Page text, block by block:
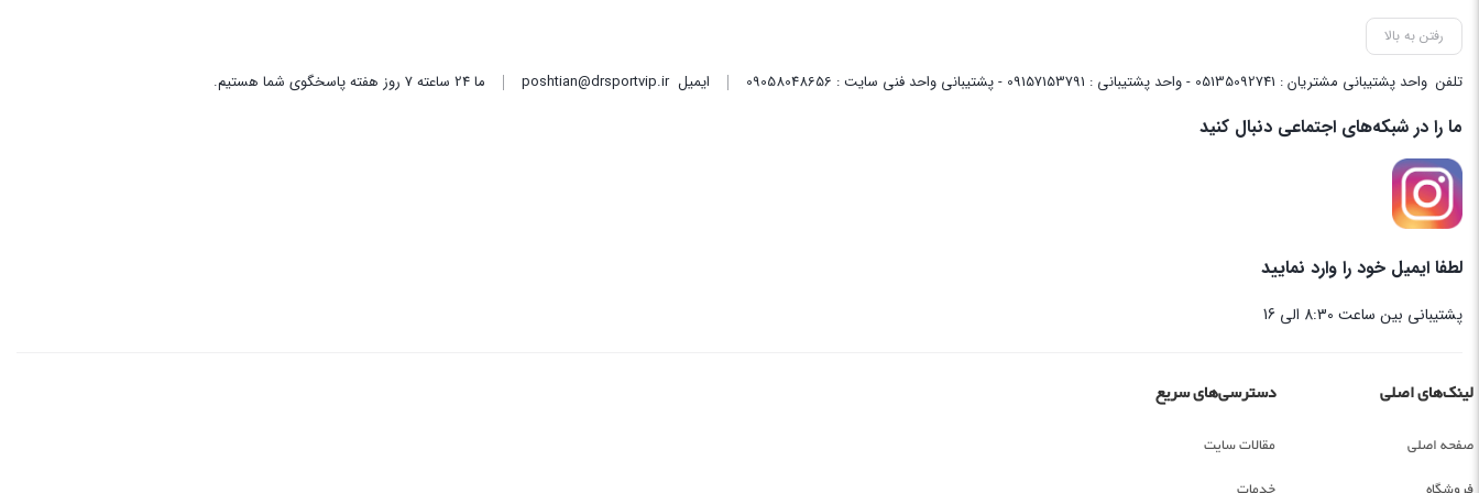
رفتن به بالا
تلفن واحد پشتیبانی مشتریان : 05135092741 - واحد پشتیبانی : 09157153791 - پشتیبانی واحد فنی سایت : 09058048656 ایمیلposhtian@drsportvip.ir ما 24 ساعته 7 روز هفته پاسخگوی شما هستیم.
ما را در شبکه‌های اجتماعی دنبال کنید
لطفا ایمیل خود را وارد نمایید
پشتیبانی بین ساعت 8:30 الی 16
لینک‌های اصلی
صفحه اصلی
دسترسی‌های سریع
مقالات سایت